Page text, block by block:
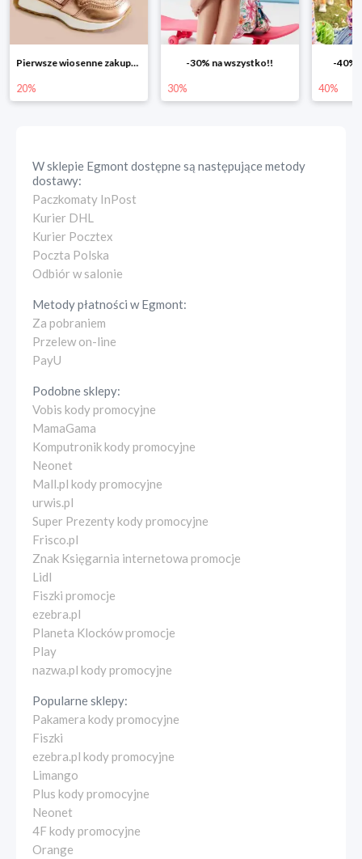
-30% na wszystko!!
30%
-40% na drugą sztukę
40% 25%
W sklepie Egmontdostępne są następujące metody
dostawy:
Paczkomaty InPost
Kurier DHL
Kurier Pocztex
Poczta Polska
Odbiór w salonie
Metody płatności wEgmont:
Za pobraniem
Przelew on-line
PayU
Podobne sklepy:
Vobis kody promocyjne
MamaGama
Komputronik kody promocyjne
Neonet
Mall.pl kody promocyjne
urwis.pl
Super Prezenty kody promocyjne
Frisco.pl
Znak Księgarnia internetowa promocje
Lidl
Fiszki promocje
ezebra.pl
Planeta Klocków promocje
Play
nazwa.pl kody promocyjne
Popularne sklepy:
Pakamera kody promocyjne
Fiszki
ezebra.pl kody promocyjne
Limango
Plus kody promocyjne
Neonet
4F kody promocyjne
Orange